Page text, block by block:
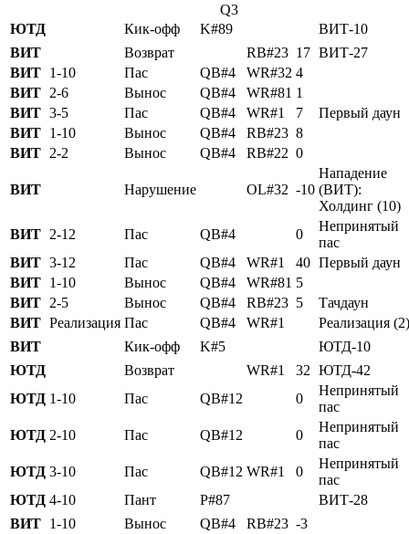
Q3
ЮТД
Кик-офф K#89
ВИТ-10
ВИТ
Возврат RB#23 17 ВИТ-27
ВИТ 1-10 Пас QB#4 WR#32 4
ВИТ 2-6 Вынос QB#4 WR#81 1
ВИТ 3-5 Пас QB#4 WR#1 7
Первый даун
ВИТ 1-10 Вынос QB#4 RB#23 8
ВИТ 2-2 Вынос QB#4 RB#22 0
ВИТ Нарушение OL#32 -10
Нападение
(ВИТ):
Холдинг (10)
ВИТ 2-12 Пас QB#4 0
Непринятый
пас
ВИТ 3-12 Пас QB#4 WR#1 40 Первый даун
ВИТ 1-10 Вынос QB#4 WR#81 5
ВИТ 2-5 Вынос QB#4 RB#23 5
Тачдаун
ВИТ Реализация Пас QB#4 WR#1
Реализация (2)
ВИТ
Кик-офф K#5
ЮТД-10
ЮТД
Возврат WR#1 32 ЮТД-42
ЮТД 1-10 Пас QB#12 0
Непринятый
пас
ЮТД 2-10 Пас QB#12 0
Непринятый
пас
ЮТД 3-10 Пас QB#12 WR#1 0
Непринятый
пас
ЮТД 4-10 Пант P#87
ВИТ-28
ВИТ 1-10 Вынос QB#4 RB#23 -3